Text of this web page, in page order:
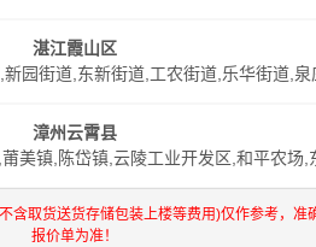
湛江霞山区
园街道,东新街道,工农街道,乐华街道,泉
漳州云霄县
美镇,陈岱镇,云陵工业开发区,和平农场,
含取货送货存储包装上楼等费用)仅作参考，准
报价单为准！